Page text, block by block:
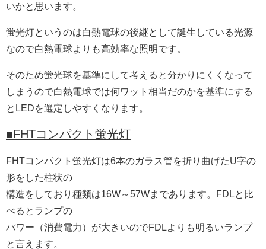
いかと思います。
蛍光灯というのは白熱電球の後継として誕生している光源
なので白熱電球よりも高効率な照明です。
そのため蛍光球を基準にして考えると分かりにくくなって
しまうので白熱電球では何ワット相当だのかを基準にする
とLEDを選定しやすくなります。
■FHTコンパクト蛍光灯
FHTコンパクト蛍光灯は6本のガラス管を折り曲げたU字の
形をした柱状の
構造をしており種類は16W～57Wまであります。FDLと比
べるとランプの
パワー（消費電力）が大きいのでFDLよりも明るいランプ
と言えます。